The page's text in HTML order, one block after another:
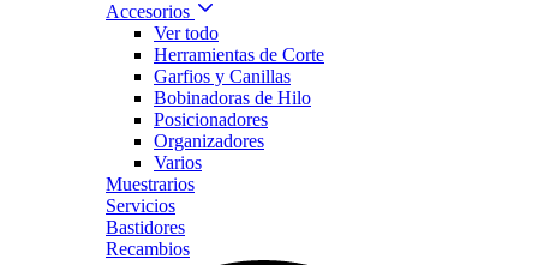
Accesorios
Ver todo
Herramientas de Corte
Garfios y Canillas
Bobinadoras de Hilo
Posicionadores
Organizadores
Varios
Muestrarios
Servicios
Bastidores
Recambios